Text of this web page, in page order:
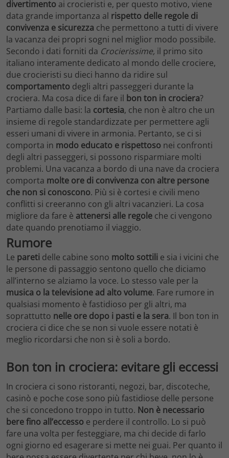
divertimento ai crocieristi e, per questo motivo, viene
data grande importanza al rispetto delle regole di
convivenza e sicurezza che permettono a tutti di vivere
la vacanza dei propri sogni nel miglior modo possibile.
Secondo i dati forniti da Crocierissime, il primo sito
italiano interamente dedicato al mondo delle crociere,
due crocieristi su dieci hanno da ridire sul
comportamento degli altri passeggeri durante la
crociera. Ma cosa dice di fare il bon ton in crociera?
Partiamo dalle basi: la cortesia, che non è altro che un
insieme di regole standardizzate per permettere agli
esseri umani di vivere in armonia. Pertanto, se ci si
comporta in modo educato e rispettoso nei confronti
degli altri passeggeri, si possono risparmiare molti
problemi. Una vacanza a bordo di una nave da crociera
comporta molte ore di convivenza con altre persone
che non si conoscono. Più si è cortesi e civili meno
conflitti si creeranno con gli altri vacanzieri. La cosa
migliore da fare è attenersi alle regole che ci vengono
date quando prenotiamo il viaggio.
Rumore
Le pareti delle cabine sono molto sottili e sia i vicini che
le persone di passaggio sentono quello che diciamo
all’interno se alziamo la voce. Lo stesso vale per la
musica o la televisione ad alto volume. Fare rumore in
qualsiasi momento è fastidioso per gli altri, ma
soprattutto nelle ore dopo i pasti e la sera. Il bon ton in
crociera ci dice che se non si vuole essere notati è
meglio ricordarsi che non si è soli a bordo.
Bon ton in crociera: evitare gli eccessi
In crociera ci sono ristoranti, negozi, bar, discoteche,
casinò e poche cose sono più fastidiose delle persone
che si concedono troppo in tutto. Non è necessario
bere fino all’eccesso e perdere il controllo. Lo si può
fare una volta per festeggiare, ma chi decide di farlo
ogni giorno ed esagerare si mette nei guai. Per quanto il